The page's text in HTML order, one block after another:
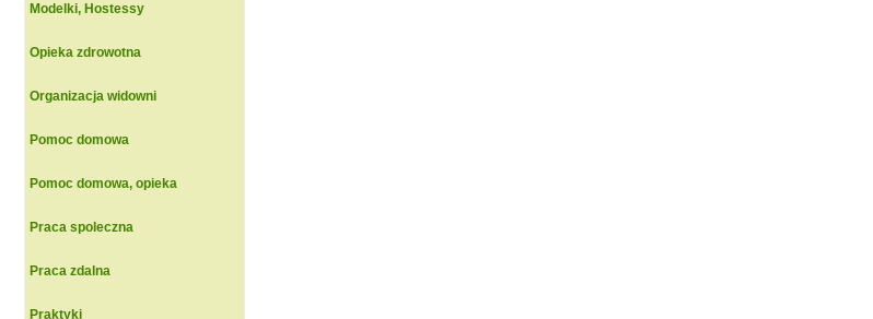
Modelki, Hostessy
Opieka zdrowotna
Organizacja widowni
Pomoc domowa
Pomoc domowa, opieka
Praca spoleczna
Praca zdalna
Praktyki